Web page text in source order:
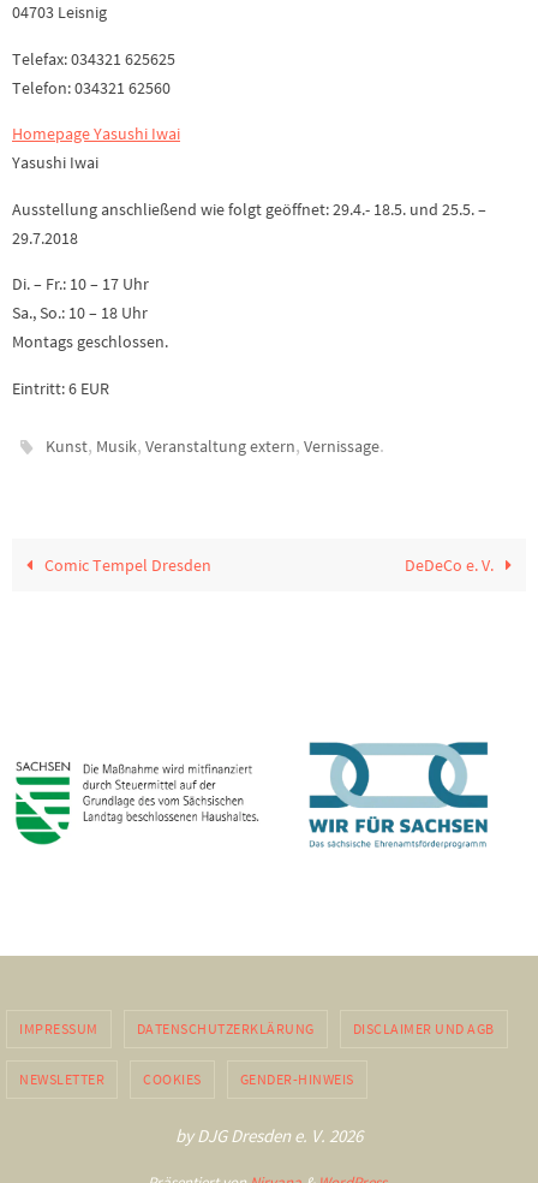
04703 Leisnig
Telefax: 034321 625625
Telefon: 034321 62560
Homepage Yasushi Iwai
Yasushi Iwai
Ausstellung anschließend wie folgt geöffnet: 29.4.- 18.5. und 25.5. –
29.7.2018
Di. – Fr.: 10 – 17 Uhr
Sa., So.: 10 – 18 Uhr
Montags geschlossen.
Eintritt: 6 EUR
Kunst, Musik,Veranstaltung extern,Vernissage.
Comic Tempel Dresden DeDeCo e. V.
IMPRESSUM DATENSCHUTZERKLÄRUNG DISCLAIMER UND AGB
NEWSLETTER COOKIES GENDER-HINWEIS
by DJG Dresden e. V. 2026